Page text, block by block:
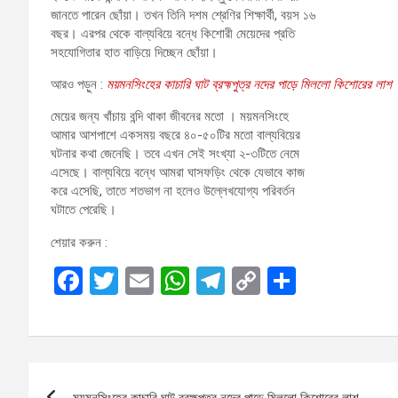
জানতে পারেন ছোঁয়া। তখন তিনি দশম শ্রেণির শিক্ষার্থী, বয়স ১৬
বছর। এরপর থেকে বাল্যবিয়ে বন্ধে কিশোরী মেয়েদের প্রতি
সহযোগিতার হাত বাড়িয়ে দিচ্ছেন ছোঁয়া।
আরও পড়ুন : ময়মনসিংহের কাচারি ঘাট ব্রহ্মপুত্র নদের পাড়ে মিললো কিশোরের লাশ
মেয়ের জন্য খাঁচায় বন্দি থাকা জীবনের মতো । ময়মনসিংহে
আমার আশপাশে একসময় বছরে ৪০-৫০টির মতো বাল্যবিয়ের
ঘটনার কথা জেনেছি। তবে এখন সেই সংখ্যা ২-৩টিতে নেমে
এসেছে। বাল্যবিয়ে বন্ধে আমরা ঘাসফড়িং থেকে যেভাবে কাজ
করে এসেছি, তাতে শতভাগ না হলেও উল্লেখযোগ্য পরিবর্তন
ঘটাতে পেরেছি।
শেয়ার করুন :
F
ce
T
tt
E
ail
W
at
T
e
C
py ar